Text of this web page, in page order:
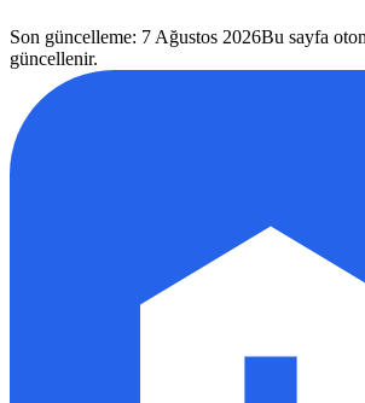
Son güncelleme: 7 Ağustos 2026Bu sayfa
güncellenir.